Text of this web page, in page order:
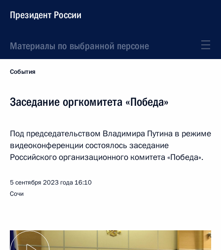
Президент России
Материалы по выбранной персоне
События
Заседание оргкомитета «Победа»
Под председательством Владимира Путина в режиме
видеоконференции состоялось заседание
Российского организационного комитета «Победа».
5 сентября 2023 года 16:10
Сочи